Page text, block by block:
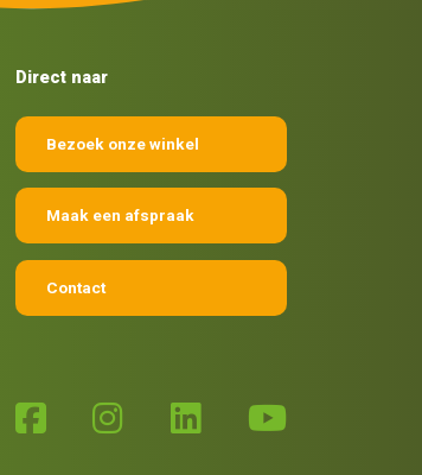
Direct naar
Bezoek onze winkel
Maak een afspraak
Contact